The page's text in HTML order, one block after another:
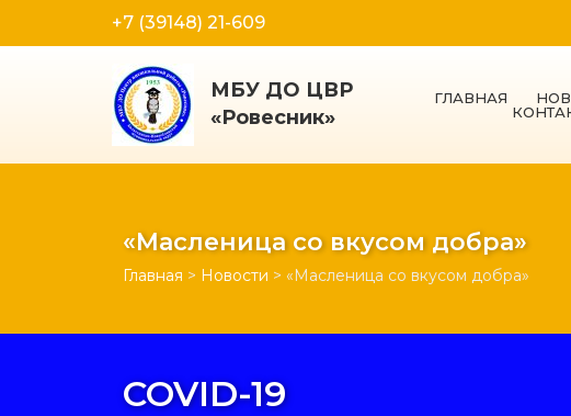
+7 (39148) 21-609
МБУ ДО ЦВР
«Ровесник»
ГЛАВНАЯ
«Масленица со вкусом добра»
Главная > Новости > «Масленица со вкусом добра»
COVID-19